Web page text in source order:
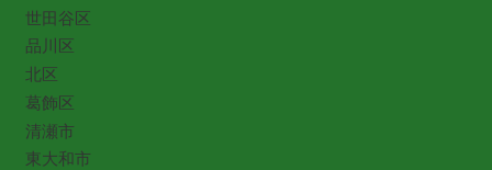
世田谷区
品川区
北区
葛飾区
清瀬市
東大和市